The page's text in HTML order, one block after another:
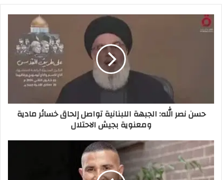
حسن نصر الله: الجبهة اللبنانية تواصل إلحاق خسائر مادية
ومعنوية بجيش الاحتلال